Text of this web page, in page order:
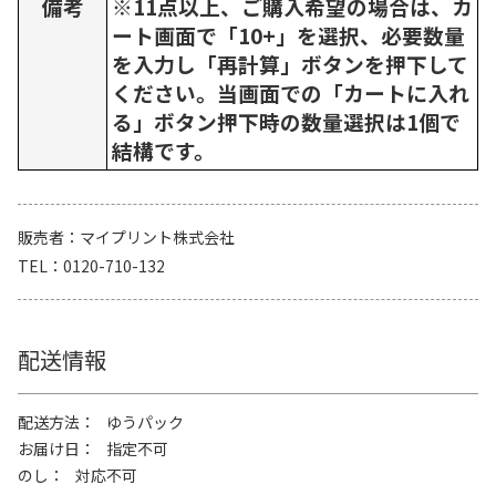
備考
※11点以上、ご購入希望の場合は、カ
ート画面で「10+」を選択、必要数量
を入力し「再計算」ボタンを押下して
ください。当画面での「カートに入れ
る」ボタン押下時の数量選択は1個で
結構です。
販売者
マイプリント株式会社
TEL
0120-710-132
配送情報
配送方法
ゆうパック
お届け日
指定不可
のし
対応不可